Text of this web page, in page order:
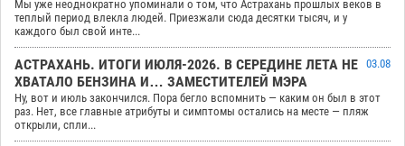
Мы уже неоднократно упоминали о том, что Астрахань прошлых веков в
теплый период влекла людей. Приезжали сюда десятки тысяч, и у
каждого был свой инте...
АСТРАХАНЬ. ИТОГИ ИЮЛЯ-2026. В СЕРЕДИНЕ ЛЕТА НЕ
ХВАТАЛО БЕНЗИНА И… ЗАМЕСТИТЕЛЕЙ МЭРА
03.08
Ну, вот и июль закончился. Пора бегло вспомнить — каким он был в этот
раз. Нет, все главные атрибуты и симптомы остались на месте — пляж
открыли, спли...